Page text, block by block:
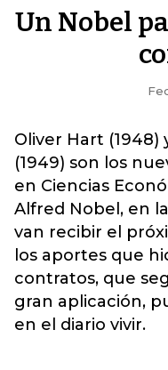
Un Nobel
Oliver Hart
(1949) son los
en Ciencias
Alfred Nobel, en
van recibir el
los aportes que
contratos, que
gran aplicación,
en el diario vivir.